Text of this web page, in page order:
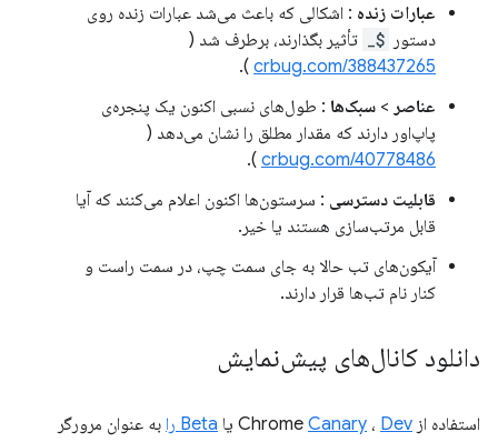
عبارات زنده : اشکالی که باعث می‌شد عبارات زنده روی
دستور $_
تأثیر بگذارند، برطرف شد (
crbug.com/388437265
).
عناصر > سبک‌ها : طول‌های نسبی اکنون یک پنجره‌ی
پاپ‌اور دارند که مقدار مطلق را نشان می‌دهد (
crbug.com/40778486
).
قابلیت دسترسی : سرستون‌ها اکنون اعلام می‌کنند که آیا
قابل مرتب‌سازی هستند یا خیر.
آیکون‌های تب حالا به جای سمت چپ، در سمت راست و
کنار نام تب‌ها قرار دارند.
دانلود کانال‌های پیش‌نمایش
استفاده از Chrome Canary ، Dev یا Beta را
به عنوان مرورگر